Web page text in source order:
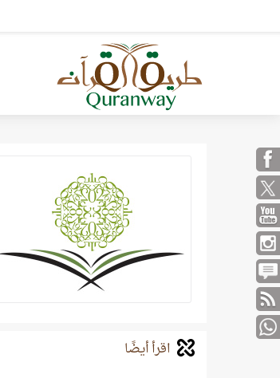
اقرأ أيضًا